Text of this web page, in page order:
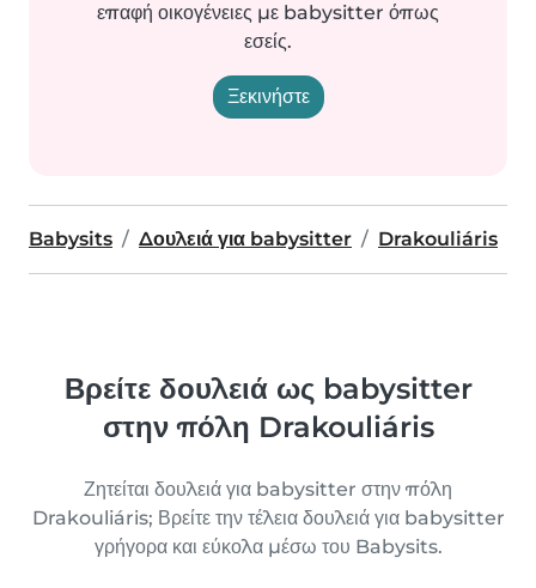
επαφή οικογένειες με babysitter όπως
εσείς.
Ξεκινήστε
Babysits Δουλειά για babysitter Drakouliáris
Βρείτε δουλειά ως babysitter
στην πόλη Drakouliáris
Ζητείται δουλειά για babysitter στην πόλη
Drakouliáris; Βρείτε την τέλεια δουλειά για babysitter
γρήγορα και εύκολα μέσω του Babysits.